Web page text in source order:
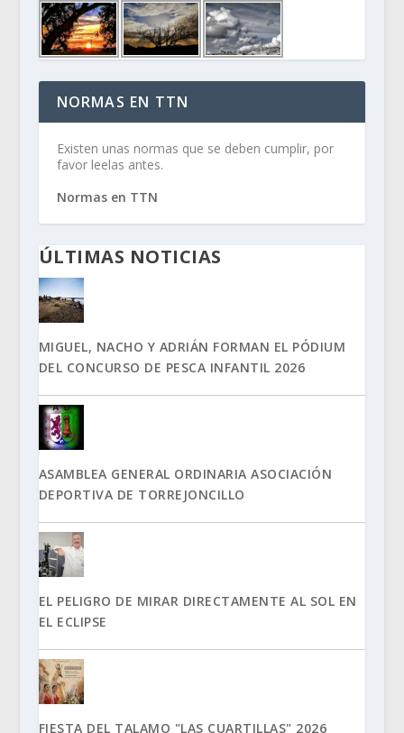
NORMAS EN TTN
Existen unas normas que se deben cumplir, por
favor leelas antes.
Normas en TTN
ÚLTIMAS NOTICIAS
MIGUEL, NACHO Y ADRIÁN FORMAN EL PÓDIUM
DEL CONCURSO DE PESCA INFANTIL 2026
ASAMBLEA GENERAL ORDINARIA ASOCIACIÓN
DEPORTIVA DE TORREJONCILLO
EL PELIGRO DE MIRAR DIRECTAMENTE AL SOL EN
EL ECLIPSE
FIESTA DEL TALAMO "LAS CUARTILLAS" 2026